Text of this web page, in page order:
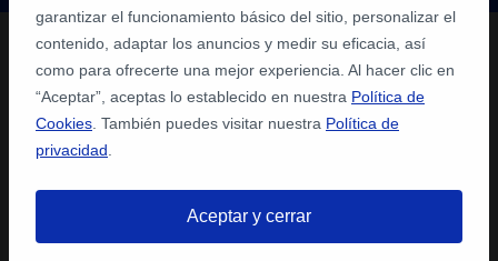
garantizar el funcionamiento básico del sitio, personalizar el
contenido, adaptar los anuncios y medir su eficacia, así
como para ofrecerte una mejor experiencia. Al hacer clic en
“Aceptar”, aceptas lo establecido en nuestra Política de
Cookies . También puedes visitar nuestra Política de
privacidad
Aceptar y cerrar